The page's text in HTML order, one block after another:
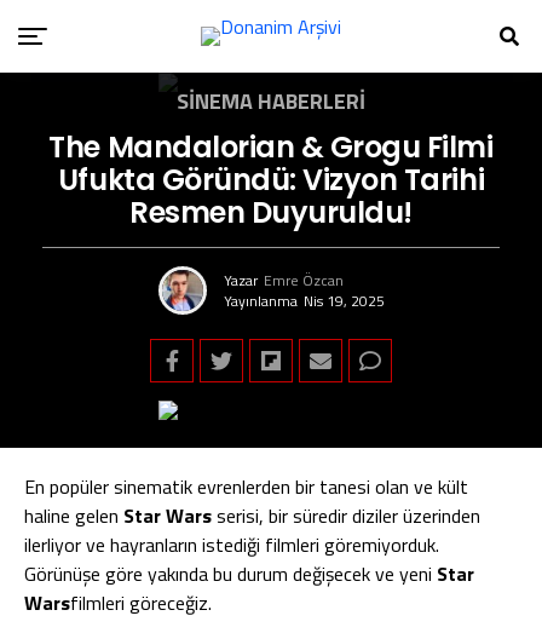
SINEMA HABERLERI
The Mandalorian & Grogu Filmi
Ufukta Göründü: Vizyon Tarihi
Resmen Duyuruldu!
Yazar Emre Özcan
Yayınlanma Nis 19, 2025
En popüler sinematik evrenlerden bir tanesi olan ve kült
haline gelen Star Warsserisi, bir süredir diziler üzerinden
ilerliyor ve hayranların istediği filmleri göremiyorduk.
Görünüşe göre yakında bu durum değişecek ve yeni Star
Warsfilmleri göreceğiz.